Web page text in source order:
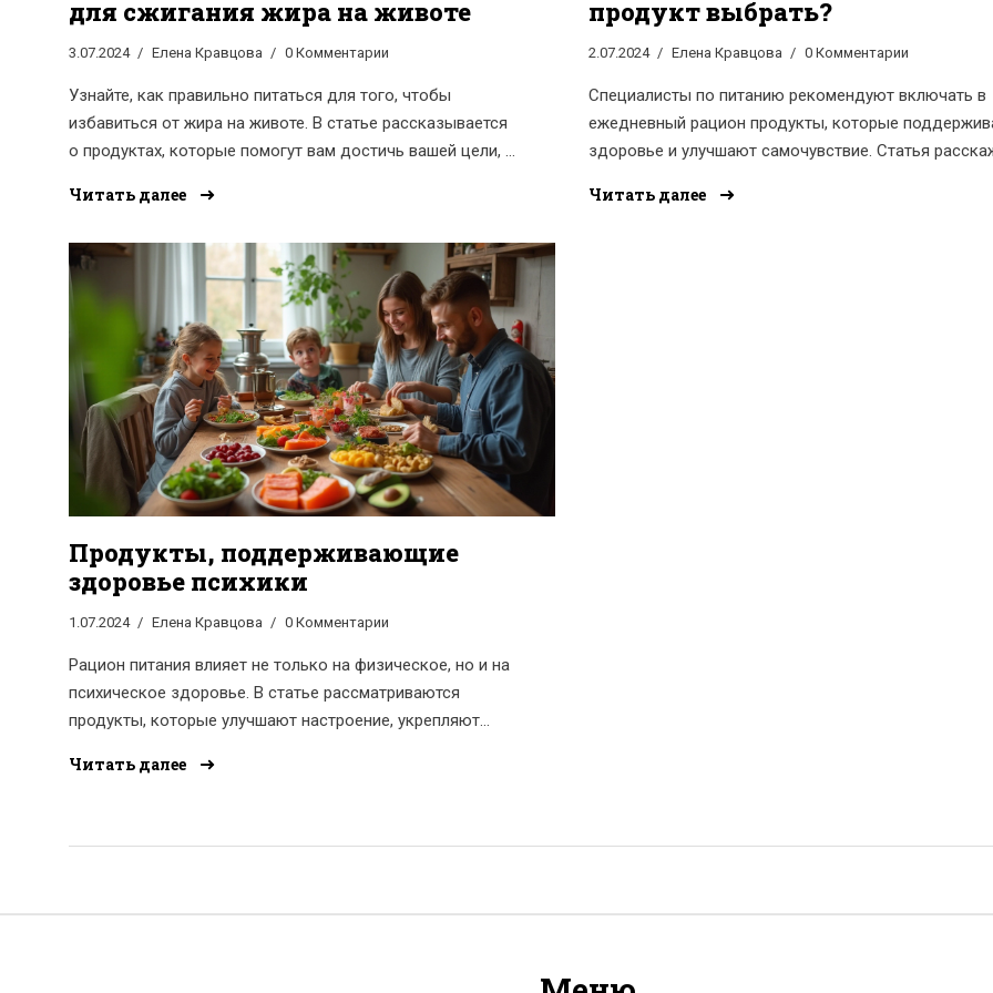
для сжигания жира на животе
3.07.2024 Елена Кравцова 0 Комментарии
Узнайте, как правильно питаться для того, чтобы
избавиться от жира на животе. В статье рассказывается
о продуктах, которые помогут вам достичь вашей цели, а
избегать. С подробными советами и интересными
свой повседневный рацион.
Читать далее
продукт выбрать?
2.07.2024 Елена Кравцова 0 Комментарии
Специалисты по питанию рекомендуют включать в
ежедневный рацион продукты, которые
здоровье и улучшают самочувствие. Статья
день, а также предоставит полезные советы и
Читать далее
Продукты, поддерживающие
здоровье психики
1.07.2024 Елена Кравцова 0 Комментарии
Рацион питания влияет не только на физическое, но и на
психическое здоровье. В статье рассматриваются
продукты, которые улучшают настроение, укрепляют
Особенное внимание уделяется питательным веществам,
Читать далее